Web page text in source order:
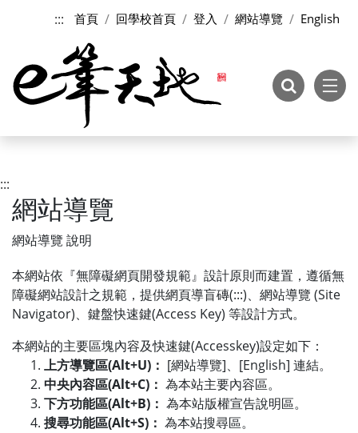
::: 首頁 回學校首頁 登入 網站導覽 English
:::
網站導覽
網站導覽 說明
本網站依『無障礙網頁開發規範』設計原則而建置，遵循無
障礙網站設計之規範，提供網頁導盲磚(:::)、網站導覽 (Site
Navigator)、鍵盤快速鍵(Access Key) 等設計方式。
本網站的主要區塊內容及快速鍵(Accesskey)設定如下：
上方導覽區(Alt+U)： [網站導覽]、[English] 連結。
中央內容區(Alt+C)： 為本站主要內容區。
下方功能區(Alt+B)： 為本站版權宣告說明區。
搜尋功能區(Alt+S)： 為本站搜尋區。